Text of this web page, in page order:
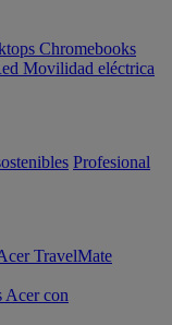
Chromebooks
Movilidad eléctrica
Profesional
TravelMate
Acer con